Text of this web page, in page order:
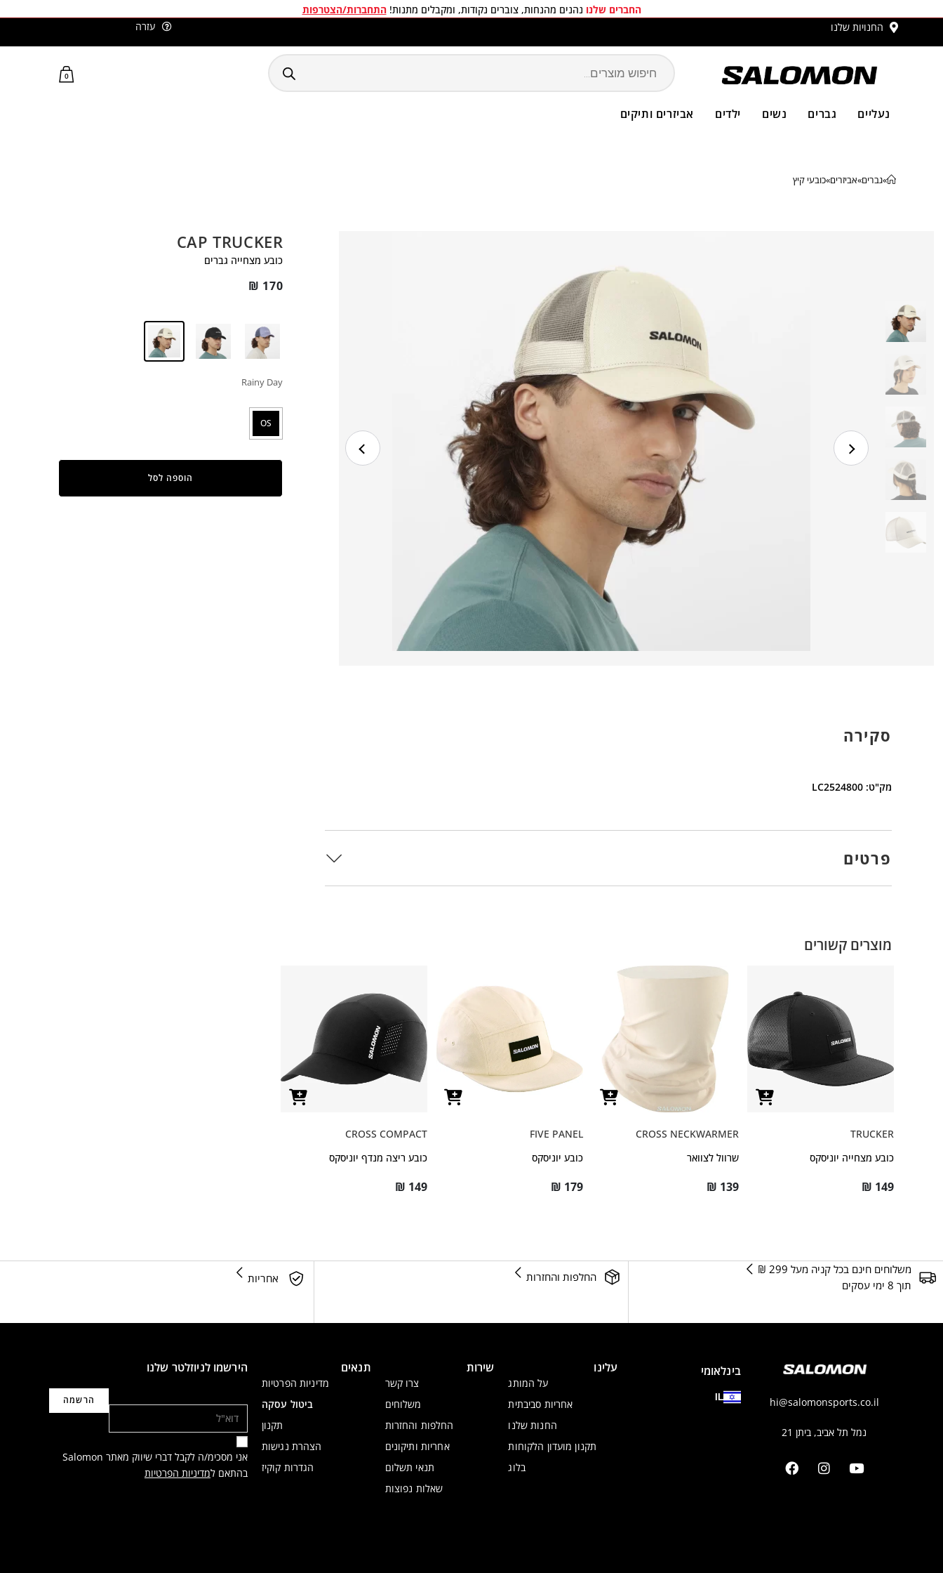
החברים שלנו נהנים מהנחות, צוברים נקודות, ומקבלים מתנות!התחברות/הצטרפות
החנויות שלנו
משלוחים חינם בכל קניה מעל 299 ₪
עזרה
נעליים גברים נשים ילדים אביזרים ותיקים
0
»גברים»אביזרים»כובעי קיץ
CAP TRUCKER
כובע מצחייה גברים
₪ 170
Rainy Day
OS
הוספה לסל
סקירה
מק"ט: LC2524800
פרטים
מוצרים קשורים
TRUCKER
כובע מצחייה יוניסקס
₪ 149
CROSS NECKWARMER
שרוול לצוואר
₪ 139
FIVE PANEL
כובע יוניסקס
₪ 179
CROSS COMPACT
כובע ריצה מנדף יוניסקס
₪ 149
משלוחים חינם בכל קניה מעל 299 ₪
תוך 8 ימי עסקים
החלפות והחזרות אחריות
hi@salomonsports.co.il
נמל תל אביב, ביתן 21
בינלאומי
IL
עלינו
על המותג
אחריות סביבתית
החנות שלנו
תקנון מועדון הלקוחות
בלוג
שירות
צרו קשר
משלוחים
החלפות והחזרות
אחריות ותיקונים
תנאי תשלום
שאלות נפוצות
תנאים
מדיניות הפרטיות
ביטול עסקה
תקנון
הצהרת נגישות
הגדרות קוקיז
הירשמו לניוזלטר שלנו
אני מסכימ/ה לקבל דברי שיווק מאתר Salomon
בהתאם למדיניות הפרטיות